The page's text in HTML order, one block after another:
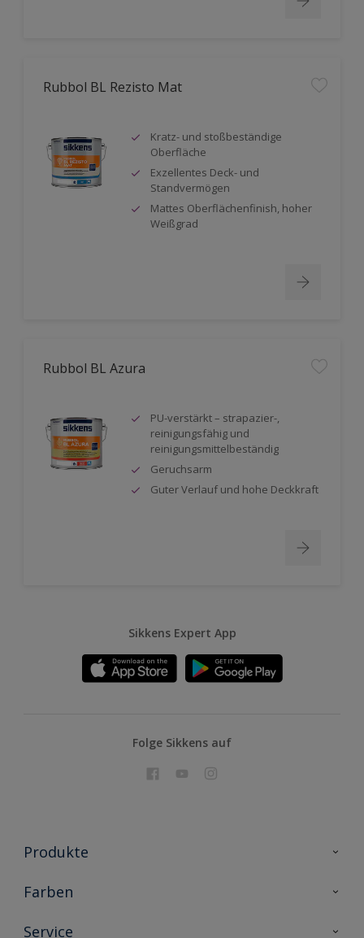
Rubbol BL Rezisto Mat
Kratz- und stoßbeständige
Oberfläche
Exzellentes Deck- und
Standvermögen
Mattes Oberflächenfinish, hoher
Weißgrad
Rubbol BL Azura
PU-verstärkt – strapazier-,
reinigungsfähig und
reinigungsmittelbeständig
Geruchsarm
Guter Verlauf und hohe Deckkraft
Sikkens Expert App
Folge Sikkens auf
Produkte
Holzschutz
Metallschutz
Farben
Farbkollektionen
Service